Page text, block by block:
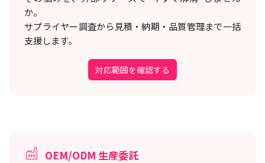
か。
サプライヤー調査から見積・納期・品質管理まで一括
支援します。
対応範囲を確認する
OEM/ODM 生産委託